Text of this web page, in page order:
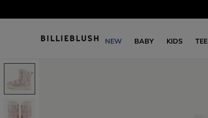
NEW BABY KIDS